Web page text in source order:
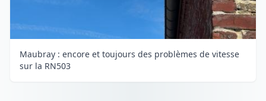
Maubray : encore et toujours des problèmes de vitesse
sur la RN503